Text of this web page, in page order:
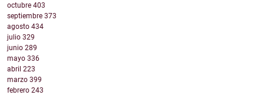
octubre 403
septiembre 373
agosto 434
julio 329
junio 289
mayo 336
abril 223
marzo 399
febrero 243